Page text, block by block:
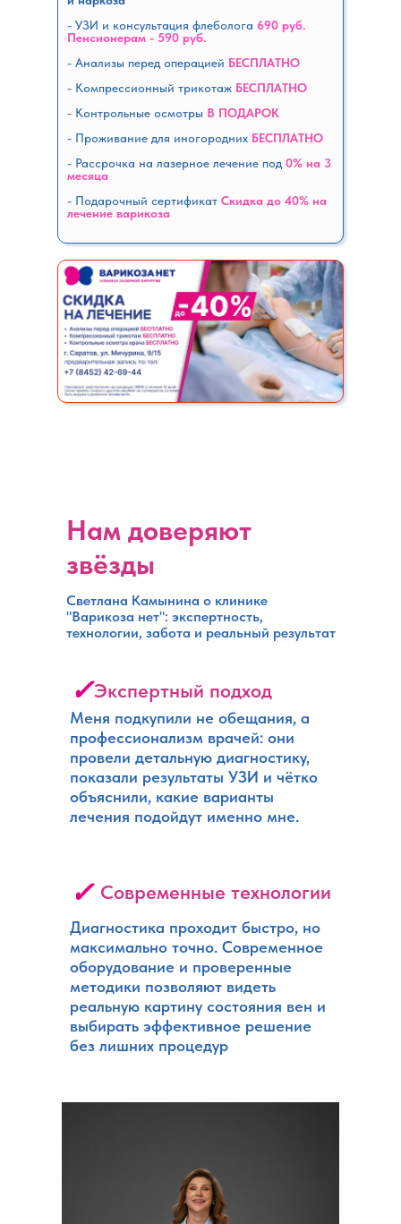
- УЗИ и консультация флеболога 690 руб.
Пенсионерам - 590 руб.
- Анализы перед операцией БЕСПЛАТНО
- Компрессионный трикотаж БЕСПЛАТНО
- Контрольные осмотры В ПОДАРОК
- Проживание для иногородних БЕСПЛАТНО
- Рассрочка на лазерное лечение под 0% на 3
месяца
- Подарочный сертификат Скидка до 40% на
лечение варикоза
✓ Современные технологии
Диагностика проходит быстро, но
максимально точно. Современное
оборудование и проверенные
методики позволяют видеть
реальную картину состояния вен и
выбирать эффективное решение
без лишних процедур
✓Экспертный подход
Меня подкупили не обещания, а
профессионализм врачей: они
провели детальную диагностику,
показали результаты УЗИ и чётко
объяснили, какие варианты
лечения подойдут именно мне.
Нам доверяют
звёзды
Светлана Камынина о клинике
"Варикоза нет": экспертность,
технологии, забота и реальный результат